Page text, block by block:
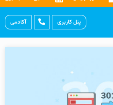
پنل کاربری آکادمی